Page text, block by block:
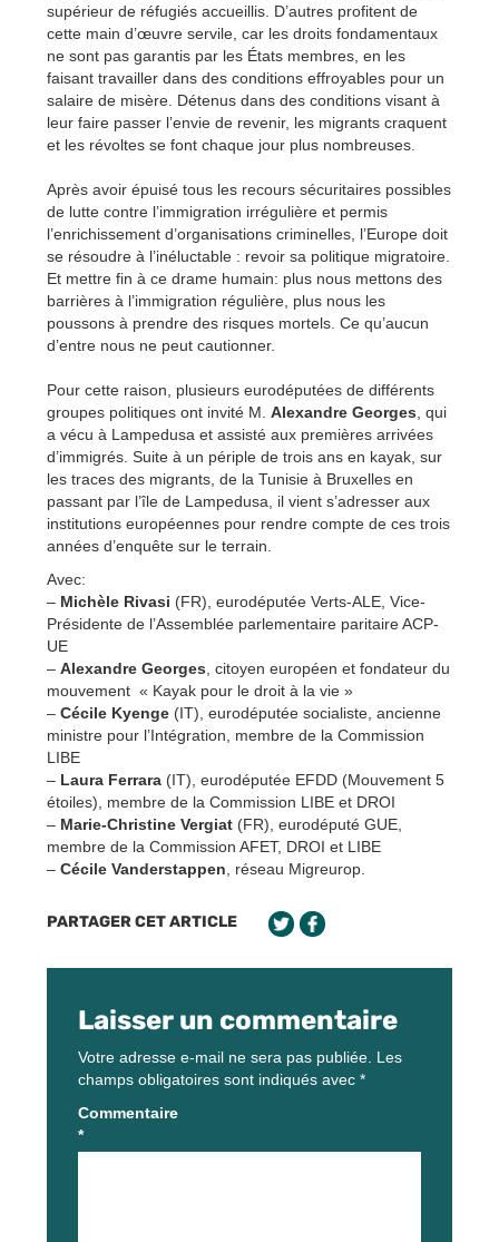
supérieur de réfugiés accueillis. D’autres profitent de
cette main d’œuvre servile, car les droits fondamentaux
ne sont pas garantis par les États membres, en les
faisant travailler dans des conditions effroyables pour un
salaire de misère. Détenus dans des conditions visant à
leur faire passer l’envie de revenir, les migrants craquent
et les révoltes se font chaque jour plus nombreuses.
Après avoir épuisé tous les recours sécuritaires possibles
de lutte contre l’immigration irrégulière et permis
l’enrichissement d’organisations criminelles, l’Europe doit
se résoudre à l’inéluctable : revoir sa politique migratoire.
Et mettre fin à ce drame humain: plus nous mettons des
barrières à l’immigration régulière, plus nous les
poussons à prendre des risques mortels. Ce qu’aucun
d’entre nous ne peut cautionner.
Pour cette raison, plusieurs eurodéputées de différents
groupes politiques ont invité M. Alexandre Georges , qui
a vécu à Lampedusa et assisté aux premières arrivées
d’immigrés. Suite à un périple de trois ans en kayak, sur
les traces des migrants, de la Tunisie à Bruxelles en
passant par l’île de Lampedusa, il vient s’adresser aux
institutions européennes pour rendre compte de ces trois
années d’enquête sur le terrain.
Avec:
– Michèle Rivasi (FR), eurodéputée Verts-ALE, Vice-
Présidente de l’Assemblée parlementaire paritaire ACP-
UE
– Alexandre Georges , citoyen européen et fondateur du
mouvement « Kayak pour le droit à la vie »
– Cécile Kyenge (IT), eurodéputée socialiste, ancienne
ministre pour l’Intégration, membre de la Commission
LIBE
– Laura Ferrara (IT), eurodéputée EFDD (Mouvement 5
étoiles), membre de la Commission LIBE et DROI
– Marie-Christine Vergiat (FR), eurodéputé GUE,
membre de la Commission AFET, DROI et LIBE
– Cécile Vanderstappen , réseau Migreurop.
PARTAGER CET ARTICLE
Laisser un commentaire
Votre adresse e-mail ne sera pas publiée. Les
champs obligatoires sont indiqués avec *
Commentaire
*